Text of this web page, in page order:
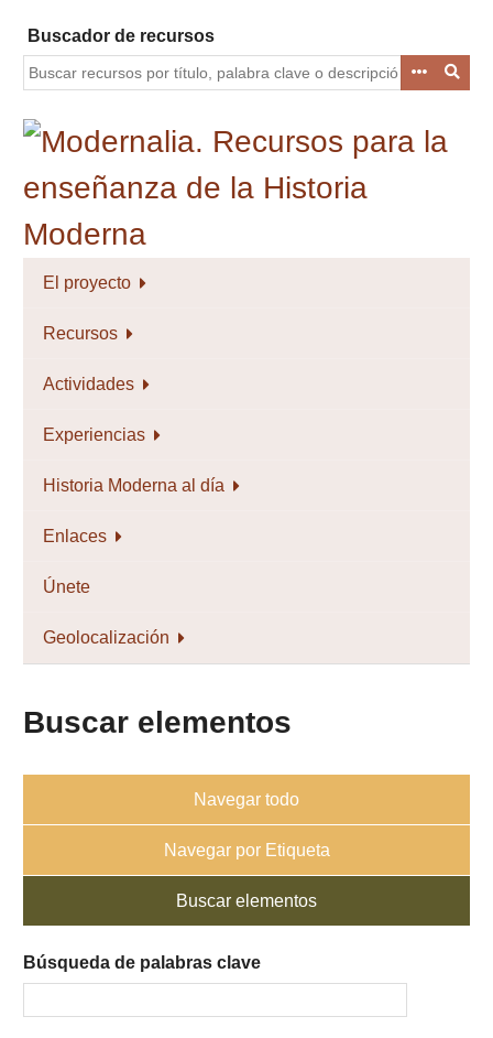
contenido
principal
Buscador de recursos
El proyecto
Recursos
Actividades
Experiencias
Historia Moderna al día
Enlaces
Únete
Geolocalización
Buscar elementos
Navegar todo
Navegar por Etiqueta
Buscar elementos
Búsqueda de palabras clave